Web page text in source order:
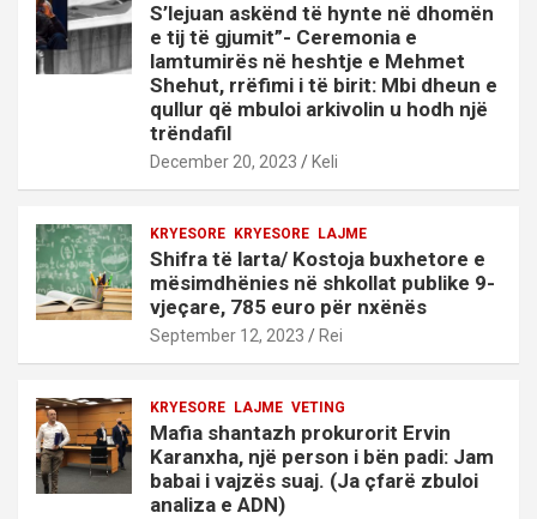
S’lejuan askënd të hynte në dhomën
e tij të gjumit”- Ceremonia e
lamtumirës në heshtje e Mehmet
Shehut, rrëfimi i të birit: Mbi dheun e
qullur që mbuloi arkivolin u hodh një
trëndafil
December 20, 2023 Keli
KRYESORE KRYESORE LAJME
Shifra të larta/ Kostoja buxhetore e
mësimdhënies në shkollat publike 9-
vjeçare, 785 euro për nxënës
September 12, 2023 Rei
KRYESORE LAJME VETING
Mafia shantazh prokurorit Ervin
Karanxha, një person i bën padi: Jam
babai i vajzës suaj. (Ja çfarë zbuloi
analiza e ADN)